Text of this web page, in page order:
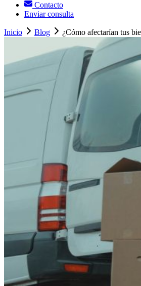
Contacto
Enviar consulta
Inicio Blog ¿Cómo afectarían tus